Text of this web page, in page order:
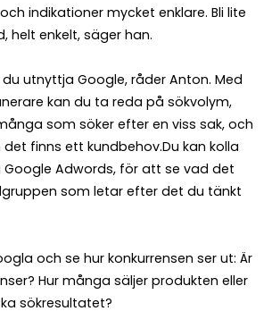
indikationer mycket enklare. Bli lite
helt enkelt, säger han.
du utnyttja Google, råder Anton. Med
kan du ta reda på sökvolym,
som söker efter en viss sak, och
finns ett kundbehov.Du kan kolla
Google Adwords, för att se vad det
som letar efter det du tänkt
och se hur konkurrensen ser ut: Är
Hur många säljer produkten eller
sökresultatet?